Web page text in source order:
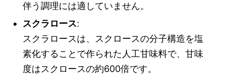
伴う調理には適していません。
スクラロース:
スクラロースは、スクロースの分子構造を塩
素化することで作られた人工甘味料で、甘味
度はスクロースの約600倍です。